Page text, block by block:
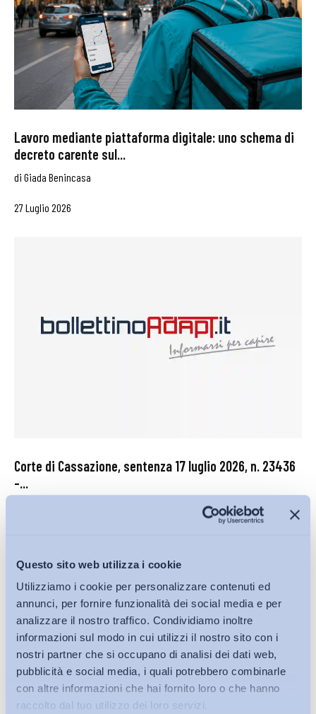
Questo sito web utilizza i cookie
Utilizziamo i cookie per personalizzare contenuti ed
annunci, per fornire funzionalità dei social media e per
analizzare il nostro traffico. Condividiamo inoltre
informazioni sul modo in cui utilizzi il nostro sito con i
nostri partner che si occupano di analisi dei dati web,
pubblicità e social media, i quali potrebbero combinarle
con altre informazioni che hai fornito loro o che hanno
raccolto dal tuo utilizzo dei loro servizi.
Lavoro mediante piattaforma digitale: uno schema di
decreto carente sul...
di Giada Benincasa
27 Luglio 2026
Corte di Cassazione, sentenza 17 luglio 2026, n. 23436
–...